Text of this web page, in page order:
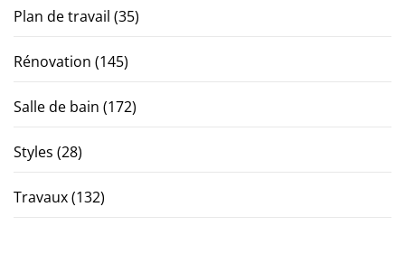
Plan de travail (35)
Rénovation (145)
Salle de bain (172)
Styles (28)
Travaux(132)